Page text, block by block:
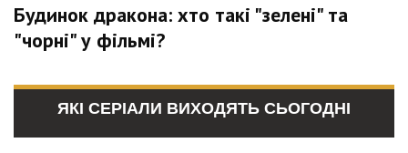
Будинок дракона: хто такі "зелені" та
"чорні" у фільмі?
ЯКІ СЕРІАЛИ ВИХОДЯТЬ СЬОГОДНІ